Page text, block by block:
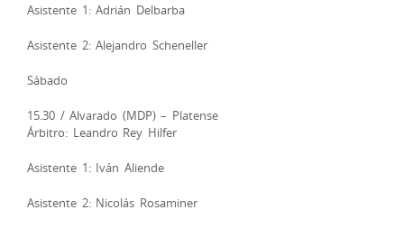
Asistente 1: Adrián Delbarba
Asistente 2: Alejandro Scheneller
Sábado
15.30 / Alvarado (MDP) – Platense
Árbitro: Leandro Rey Hilfer
Asistente 1: Iván Aliende
Asistente 2: Nicolás Rosaminer